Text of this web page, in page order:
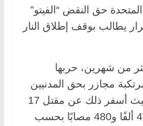
حق النقض “الفيتو”
يطالب بوقف إطلاق النار
من شهرين، حربها
مجازر بحق المدنيين
وفق منظمات أممية، حيث أسفر ذلك عن مقتل 17
ألفًا و487 فلسطينيًا، و46 ألفًا و480 مصابًا بحسب